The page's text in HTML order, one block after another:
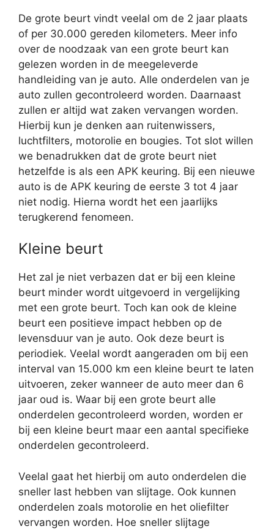
De grote beurt vindt veelal om de 2 jaar plaats
of per 30.000 gereden kilometers. Meer info
over de noodzaak van een grote beurt kan
gelezen worden in de meegeleverde
handleiding van je auto. Alle onderdelen van je
auto zullen gecontroleerd worden. Daarnaast
zullen er altijd wat zaken vervangen worden.
Hierbij kun je denken aan ruitenwissers,
luchtfilters, motorolie en bougies. Tot slot willen
we benadrukken dat de grote beurt niet
hetzelfde is als een APK keuring. Bij een nieuwe
auto is de APK keuring de eerste 3 tot 4 jaar
niet nodig. Hierna wordt het een jaarlijks
terugkerend fenomeen.
Kleine beurt
Het zal je niet verbazen dat er bij een kleine
beurt minder wordt uitgevoerd in vergelijking
met een grote beurt. Toch kan ook de kleine
beurt een positieve impact hebben op de
levensduur van je auto. Ook deze beurt is
periodiek. Veelal wordt aangeraden om bij een
interval van 15.000 km een kleine beurt te laten
uitvoeren, zeker wanneer de auto meer dan 6
jaar oud is. Waar bij een grote beurt alle
onderdelen gecontroleerd worden, worden er
bij een kleine beurt maar een aantal specifieke
onderdelen gecontroleerd.
Veelal gaat het hierbij om auto onderdelen die
sneller last hebben van slijtage. Ook kunnen
onderdelen zoals motorolie en het oliefilter
vervangen worden. Hoe sneller slijtage